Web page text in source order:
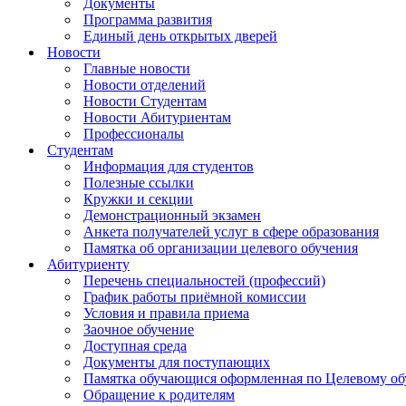
Документы
Программа развития
Единый день открытых дверей
Новости
Главные новости
Новости отделений
Новости Студентам
Новости Абитуриентам
Профессионалы
Студентам
Информация для студентов
Полезные ссылки
Кружки и секции
Демонстрационный экзамен
Анкета получателей услуг в сфере образования
Памятка об организации целевого обучения
Абитуриенту
Перечень специальностей (профессий)
График работы приёмной комиссии
Условия и правила приема
Заочное обучение
Доступная среда
Документы для поступающих
Памятка обучающися оформленная по Целевому
Обращение к родителям